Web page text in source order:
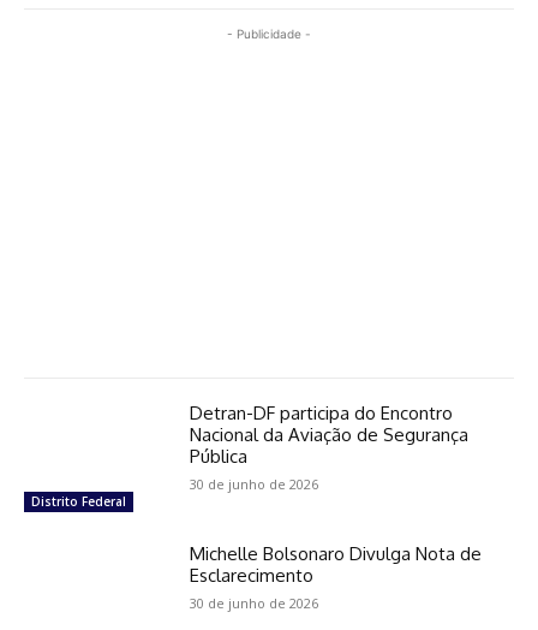
- Publicidade -
Distrito Federal
Detran-DF participa do Encontro
Nacional da Aviação de Segurança
Pública
30 de junho de 2026
Michelle Bolsonaro Divulga Nota de
Esclarecimento
30 de junho de 2026